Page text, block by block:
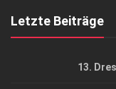
Letzte Beiträge
13.